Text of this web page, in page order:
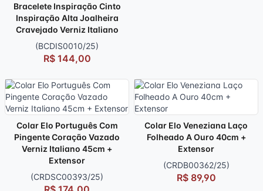
Bracelete Inspiração Cinto
Inspiração Alta Joalheira
Cravejado Verniz Italiano
(BCDIS0010/25)
R$ 144,00
Colar Elo Português Com
Pingente Coração Vazado
Verniz Italiano 45cm +
Extensor
(CRDSC00393/25)
Colar Elo Veneziana Laço
Folheado A Ouro 40cm +
Extensor
(CRDB00362/25)
R$ 89,90